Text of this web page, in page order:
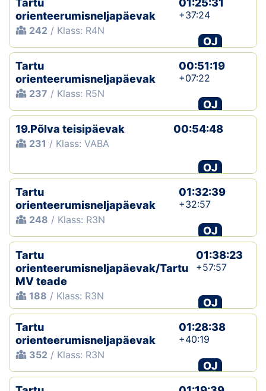
Tartu
orienteerumisneljapäevak
242 / Klass: R4N
01:25:31
+37:24
OJ
Tartu
orienteerumisneljapäevak
237 / Klass: R5N
00:51:19
+07:22
OJ
19.Põlva teisipäevak
231 / Klass: VABA
00:54:48
OJ
Tartu
orienteerumisneljapäevak
248 / Klass: R3N
01:32:39
+32:57
OJ
Tartu
orienteerumisneljapäevak/Tartu
MV teade
188 / Klass: R3N
01:38:23
+57:57
OJ
Tartu
orienteerumisneljapäevak
352 / Klass: R3N
01:28:38
+40:19
OJ